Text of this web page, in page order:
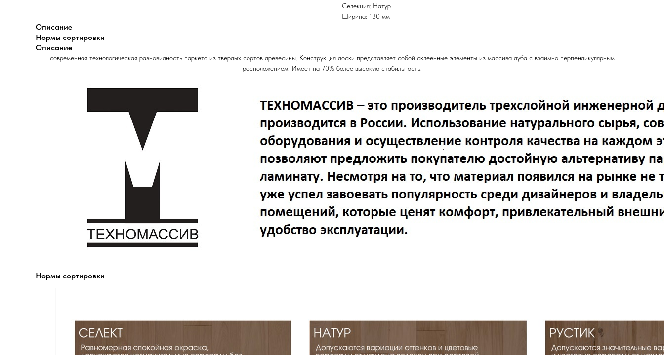
Селекция: Натур
Ширина: 130 мм
Описание
Нормы сортировки
Описание
современная технологическая разновидность паркета из твердых сортов древесины. Конструкция доски представляет собой склеенные элементы из массива дуба с взаимно перпендикулярным
расположением. Имеет на 70% более высокую стабильность.
Нормы сортировки